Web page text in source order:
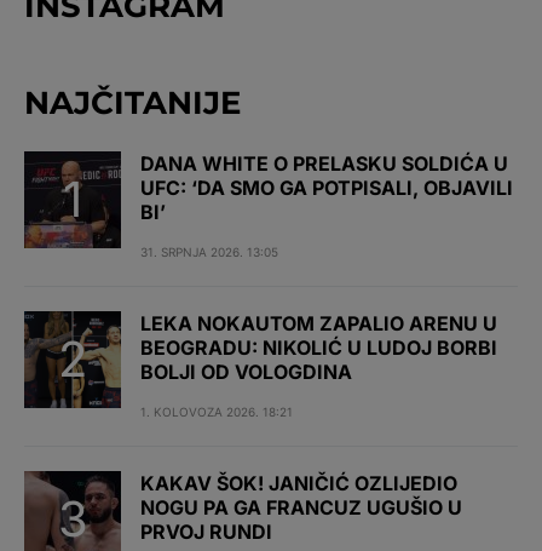
NAJČITANIJE
DANA WHITE O PRELASKU SOLDIĆA U
UFC: ‘DA SMO GA POTPISALI, OBJAVILI
BI’
31. SRPNJA 2026. 13:05
LEKA NOKAUTOM ZAPALIO ARENU U
BEOGRADU: NIKOLIĆ U LUDOJ BORBI
BOLJI OD VOLOGDINA
1. KOLOVOZA 2026. 18:21
KAKAV ŠOK! JANIČIĆ OZLIJEDIO
NOGU PA GA FRANCUZ UGUŠIO U
PRVOJ RUNDI